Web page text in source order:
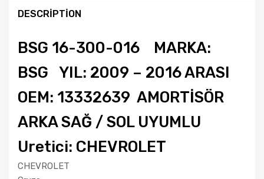
DESCRIPTION
BSG 16-300-016 MARKA:
BSG YIL: 2009 – 2016 ARASI
OEM: 13332639 AMORTİSÖR
ARKA SAĞ / SOL UYUMLU
Uretici: CHEVROLET
CHEVROLET